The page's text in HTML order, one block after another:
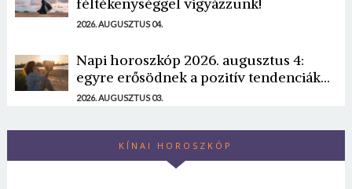
féltékenységgel vigyázzunk!
2026. AUGUSZTUS 04.
Napi horoszkóp 2026. augusztus 4:
egyre erősödnek a pozitív tendenciák...
2026. AUGUSZTUS 03.
KÍNAI HOROSZKÓP